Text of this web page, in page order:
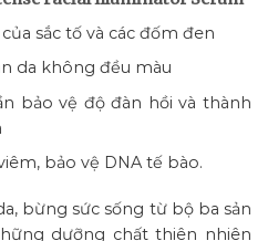
sắc tố và các đốm đen
da không đều màu
bảo vệ độ đàn hồi và thành
bảo vệ DNA tế bào.
bừng sức sống từ bộ ba sản
dưỡng chất thiên nhiên